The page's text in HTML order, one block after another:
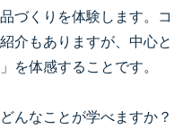
づくりを体験します。コ
介もありますが、中心と
を体感することです。
んなことが学べますか？